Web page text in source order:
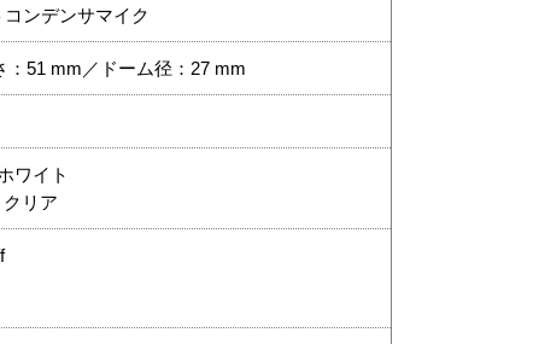
ンデンサマイク
51 mm／ドーム径：27 mm
ワイト
リア